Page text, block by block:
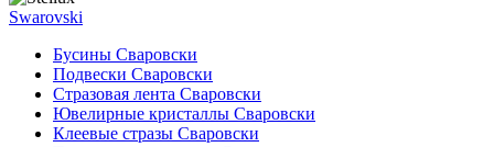
Swarovski
Бусины Сваровски
Подвески Сваровски
Стразовая лента Сваровски
Ювелирные кристаллы Сваровски
Клеевые стразы Сваровски